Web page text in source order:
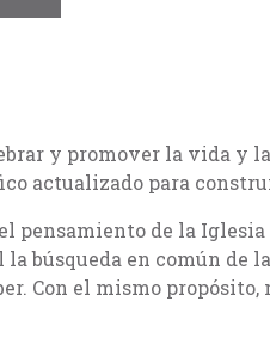
y promover la vida y
actualizado para
de la
búsqueda en común de
Con el mismo